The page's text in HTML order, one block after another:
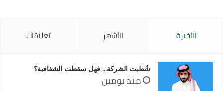
الأخيرة الأشهر تعليقات
شُطبت الشركة… فهل سقطت الشفافية؟
منذ يومين